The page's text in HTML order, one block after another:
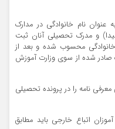
عنوان نام خانوادگی در مدارک
و مدرک تحصیلی آنان ثبت
محسوب شده و بعد از
صادر شده از سوی وزارت آموزش
نامه را در پرونده تحصیلی
اتباع خارجی باید مطابق